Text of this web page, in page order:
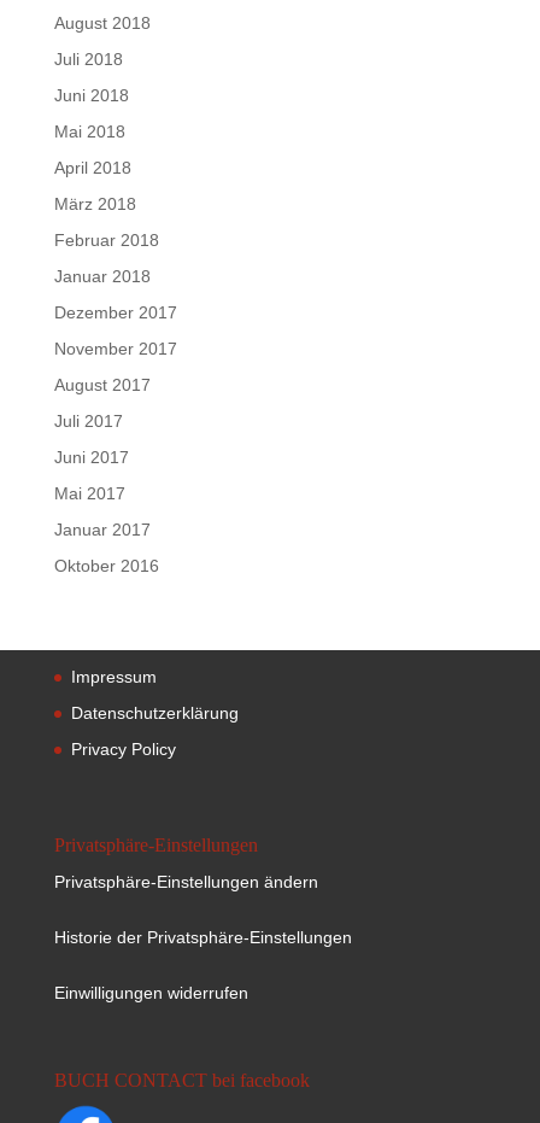
August 2018
Juli 2018
Juni 2018
Mai 2018
April 2018
März 2018
Februar 2018
Januar 2018
Dezember 2017
November 2017
August 2017
Juli 2017
Juni 2017
Mai 2017
Januar 2017
Oktober 2016
Impressum
Datenschutzerklärung
Privacy Policy
Privatsphäre-Einstellungen
Privatsphäre-Einstellungen ändern
Historie der Privatsphäre-Einstellungen
Einwilligungen widerrufen
BUCH CONTACT bei facebook